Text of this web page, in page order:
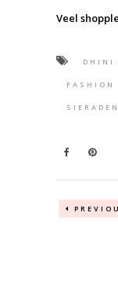
Veel
FASHION
SIERADEN